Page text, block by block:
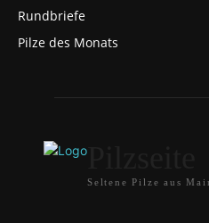
Rundbriefe
Pilze des Monats
Seltene Pilze aus